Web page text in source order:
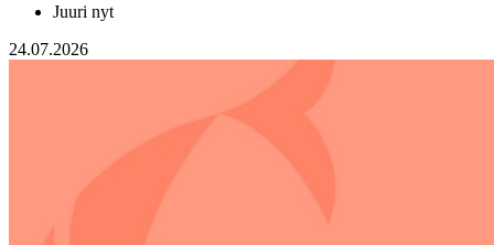
Juuri nyt
24.07.2026